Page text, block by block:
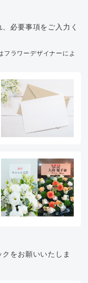
必要事項をご入力く
ラワーデザイナーによ
をお願いいたしま